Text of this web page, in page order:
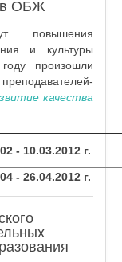
ОБЖ
повышения
и культуры
произошли
качества
- 10.03.2012 г.
- 26.04.2012 г.